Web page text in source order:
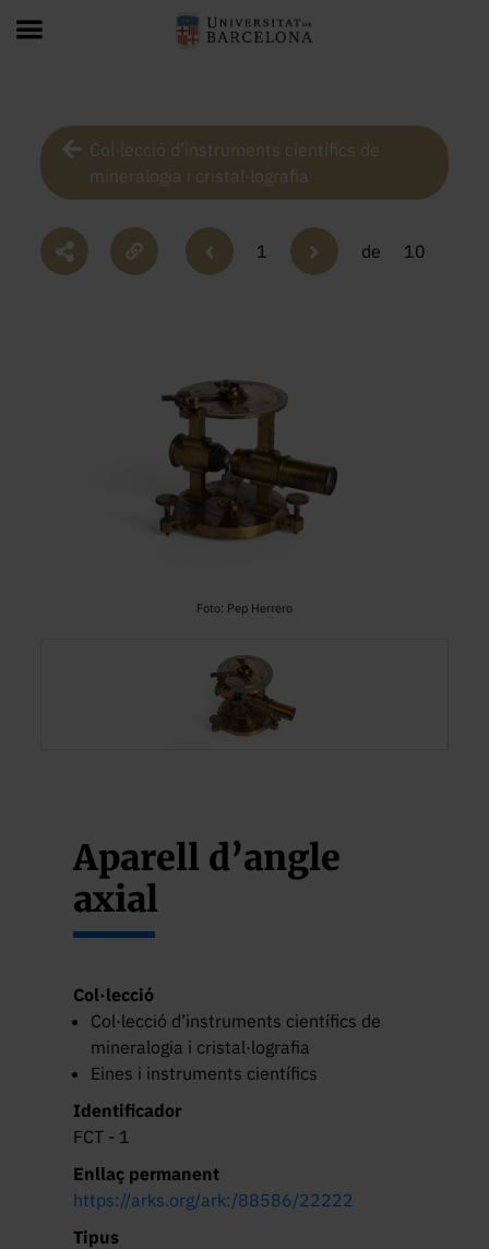
Col·lecció d’instruments científics de
mineralogia i cristal·lografia
1 de 10
Foto: Pep Herrero
Aparell d’angle
axial
Col·lecció
Col·lecció d’instruments científics de
mineralogia i cristal·lografia
Eines i instruments científics
Identificador
FCT - 1
Enllaç permanent
https://arks.org/ark:/88586/22222
Tipus